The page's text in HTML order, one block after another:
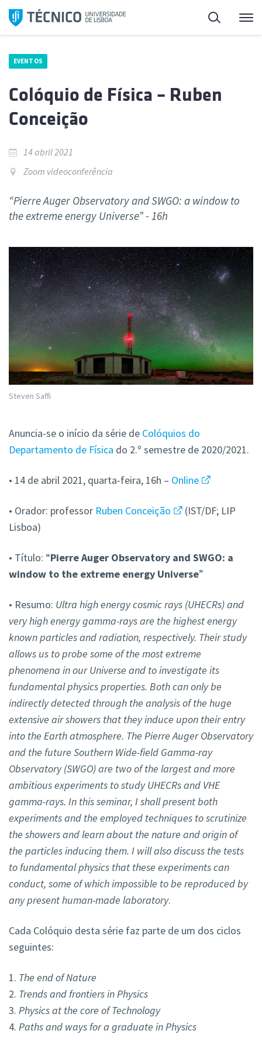
Saltar
para
Pesquisa
EVENTOS
Colóquio de Física – Ruben
Conceição
14 abril 2021
Zoom videoconferência
“Pierre Auger Observatory and SWGO: a window to
the extreme energy Universe” - 16h
Steven Saffi
Anuncia-se o início da série de Colóquios do
Departamento de Física do 2.º semestre de 2020/2021.
• 14 de abril 2021, quarta-feira, 16h – Online
• Orador: professor Ruben Conceição
(IST/DF; LIP
Lisboa)
• Título: “Pierre Auger Observatory and SWGO: a
window to the extreme energy Universe”
• Resumo: Ultra high energy cosmic rays (UHECRs) and
very high energy gamma-rays are the highest energy
known particles and radiation, respectively. Their study
allows us to probe some of the most extreme
phenomena in our Universe and to investigate its
fundamental physics properties. Both can only be
indirectly detected through the analysis of the huge
extensive air showers that they induce upon their entry
into the Earth atmosphere. The Pierre Auger Observatory
and the future Southern Wide-field Gamma-ray
Observatory (SWGO) are two of the largest and more
ambitious experiments to study UHECRs and VHE
gamma-rays. In this seminar, I shall present both
experiments and the employed techniques to scrutinize
the showers and learn about the nature and origin of
the particles inducing them. I will also discuss the tests
to fundamental physics that these experiments can
conduct, some of which impossible to be reproduced by
any present human-made laboratory.
Cada Colóquio desta série faz parte de um dos ciclos
seguintes:
1. The end of Nature
2. Trends and frontiers in Physics
3. Physics at the core of Technology
4. Paths and ways for a graduate in Physics